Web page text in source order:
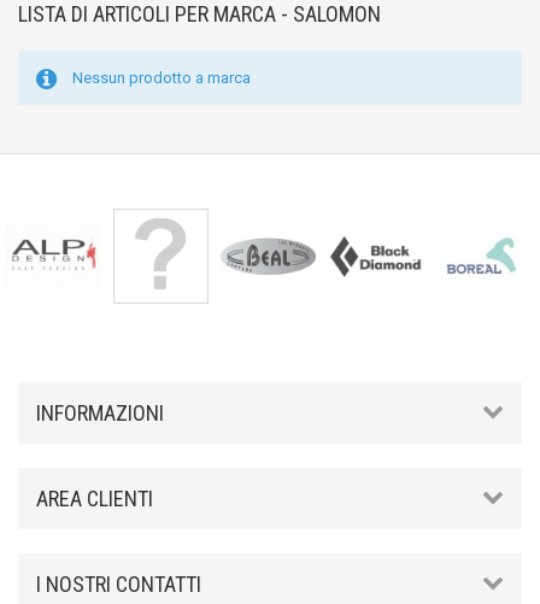
LISTA DI ARTICOLI PER MARCA - SALOMON
Nessun prodotto a marca
INFORMAZIONI
AREA CLIENTI
I NOSTRI CONTATTI